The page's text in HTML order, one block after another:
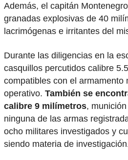
Además, el capitán
granadas explosivas de 40
lacrimógenas e irritantes del
Durante las diligencias en la
casquillos percutidos calibre
compatibles con el armamento
operativo. También se
calibre 9 milímetros,
ninguna de las armas
ocho militares investigados y
siendo materia de